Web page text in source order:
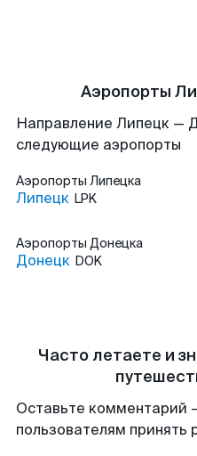
Аэропорты
Направление Липецк —
следующие аэропорты
Аэропорты Липецка
Липецк LPK
Аэропорты Донецка
Донецк DOK
Часто летаете и
Оставьте комментарий
пользователям принять